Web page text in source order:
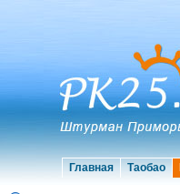
Главная Таобао